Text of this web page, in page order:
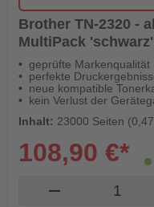
Brother TN-2320 -
MultiPack
geprüfte Markenqualität
perfekte
neue kompatible
kein Verlust der
Inhalt: 23000 Seiten
108,90 €*
remove